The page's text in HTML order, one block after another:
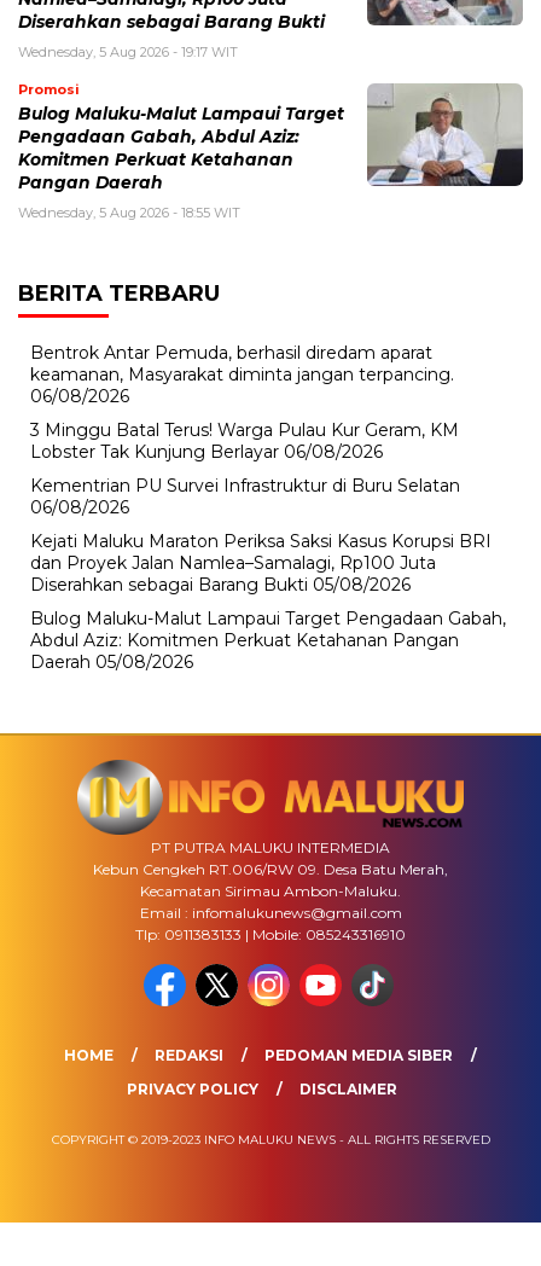
Diserahkan sebagai Barang Bukti
Wednesday, 5 Aug 2026 - 19:17 WIT
Promosi
Bulog Maluku-Malut Lampaui Target
Pengadaan Gabah, Abdul Aziz:
Komitmen Perkuat Ketahanan
Pangan Daerah
Wednesday, 5 Aug 2026 - 18:55 WIT
BERITA TERBARU
Bentrok Antar Pemuda, berhasil diredam aparat
keamanan, Masyarakat diminta jangan terpancing.
06/08/2026
3 Minggu Batal Terus! Warga Pulau Kur Geram, KM
Lobster Tak Kunjung Berlayar 06/08/2026
Kementrian PU Survei Infrastruktur di Buru Selatan
06/08/2026
Kejati Maluku Maraton Periksa Saksi Kasus Korupsi BRI
dan Proyek Jalan Namlea–Samalagi, Rp100 Juta
Diserahkan sebagai Barang Bukti 05/08/2026
Bulog Maluku-Malut Lampaui Target Pengadaan Gabah,
Abdul Aziz: Komitmen Perkuat Ketahanan Pangan
Daerah 05/08/2026
PT PUTRA MALUKU INTERMEDIA
Kebun Cengkeh RT.006/RW 09. Desa Batu Merah,
Kecamatan Sirimau Ambon-Maluku.
Email : infomalukunews@gmail.com
Tlp: 0911383133 | Mobile: 085243316910
HOME REDAKSI
PEDOMAN MEDIA SIBER
PRIVACY POLICY
DISCLAIMER
COPYRIGHT © 2019-2023 INFO MALUKU NEWS - ALL RIGHTS RESERVED